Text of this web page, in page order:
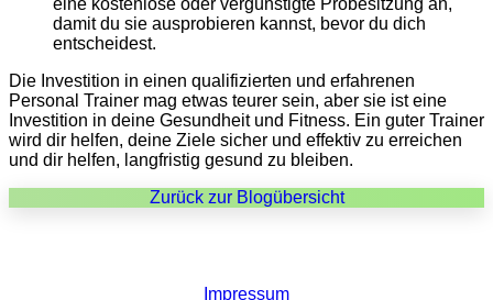
eine kostenlose oder vergünstigte Probesitzung an,
damit du sie ausprobieren kannst, bevor du dich
entscheidest.
Die Investition in einen qualifizierten und erfahrenen
Personal Trainer mag etwas teurer sein, aber sie ist eine
Investition in deine Gesundheit und Fitness. Ein guter Trainer
wird dir helfen, deine Ziele sicher und effektiv zu erreichen
und dir helfen, langfristig gesund zu bleiben.
Zurück zur Blogübersicht
Impressum